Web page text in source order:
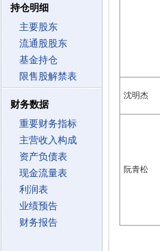
持仓明细
主要股东
流通股股东
基金持仓
限售股解禁表
财务数据
重要财务指标
主营收入构成
资产负债表
现金流量表
利润表
业绩预告
财务报告
沈明杰
阮青松